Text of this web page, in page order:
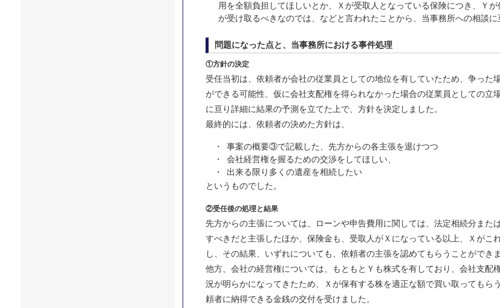
用を全額負担してほしいとか、Ｘが受取人となっている保険につき、Ｙ
が受け取るべきなのでは、などと言われたことから、当事務所への相談に
問題になった点と、当事務所における事件処理
①方針の決定
受任当初は、依頼者が会社の従業員としての地位を有していたため、争った
ができる可能性、仮に会社支配権を得られなかった場合の従業員としての立
に亘り詳細に結果の予測を立てた上で、方針を決定しました。
最終的には、依頼者の決めた方針は、
・
事案の概要③で記載した、先方からの各主張を退けつつ
・
会社経営権を握るための交渉をしてほしい、
・
出来る限り多くの遺産を相続したい
というものでした。
②受任後の処理と結果
先方からの主張については、ローンや申告費用に関しては、法定相続分また
すべきだと主張したほか、保険金も、受取人がＸになっている以上、Ｘがこ
し、その結果、いずれについても、依頼者の主張を認めてもらうことができま
他方、会社の経営権については、もともとＹも株式を有しており、会社支配
況が明らかになってきたため、Ｘが保有する株を適正な額で買い取ってもら
頼者に納得できる金銭の交付を受けました。